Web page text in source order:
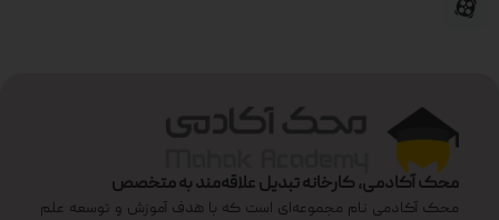
محک آکادمی، کارخانه تبدیل علاقه‌مند به متخصص
محک آکادمی نام مجموعه‌ای است که با هدف آموزش و توسعه علم